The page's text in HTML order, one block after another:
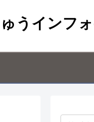
うインフ